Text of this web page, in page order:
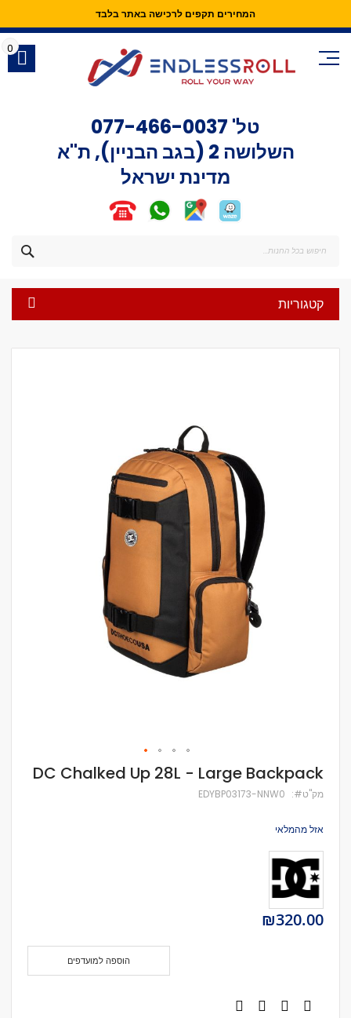
המחירים תקפים לרכישה באתר בלבד
Skip
Content
טל' 077-466-0037
השלושה 2 (בגב הבניין), ת"א
מדינת ישראל
0
קטגוריות
לדלג
להתחלה
של
DC Chalked Up 28L - Large Backpack
מק''ט EDYBP03173-NNW0
אזל מהמלאי
₪320.00
הוספה למועדפים